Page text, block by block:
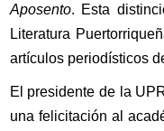
Aposento. Esta
Literatura
artículos periodísticos
El presidente de la
una felicitación al